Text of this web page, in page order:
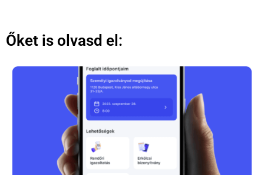
Őket is olvasd el: